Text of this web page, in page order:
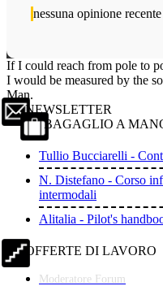
nessuna opinione recente
If I could reach from pole to
I would be measured by the
Man.
NEWSLETTER
BAGAGLIO A
Tullio Bucciarelli -
N. Distefano - Corso
intermodali
Alitalia - Pilot's
OFFERTE DI LAVORO
Moderatore Forum